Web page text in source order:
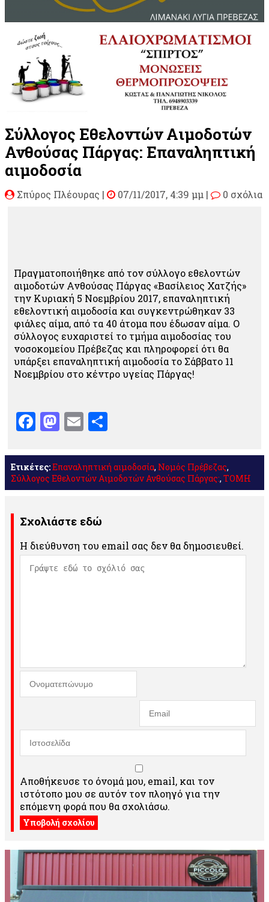
Σύλλογος Εθελοντών Αιμοδοτών
Ανθούσας Πάργας: Επαναληπτική
αιμοδοσία
Σπύρος Πλέουρας | 07/11/2017, 4:39 μμ | 0 σχόλια
Πραγματοποιήθηκε από τον σύλλογο εθελοντών
αιμοδοτών Ανθούσας Πάργας «Βασίλειος Χατζής»
την Κυριακή 5 Νοεμβρίου 2017, επαναληπτική
εθελοντική αιμοδοσία και συγκεντρώθηκαν 33
φιάλες αίμα, από τα 40 άτομα που έδωσαν αίμα. Ο
σύλλογος ευχαριστεί το τμήμα αιμοδοσίας του
νοσοκομείου Πρέβεζας και πληροφορεί ότι θα
υπάρξει επαναληπτική αιμοδοσία το Σάββατο 11
Νοεμβρίου στο κέντρο υγείας Πάργας!
Facebook
Mastodon
Email
Ετικέτες:Επαναληπτική αιμοδοσία, Νομός Πρέβεζας,
Σύλλογος Εθελοντών Αιμοδοτών Ανθούσας Πάργας:, ΤΟΜΗ
Σχολιάστε εδώ
Η διεύθυνση του email σας δεν θα δημοσιευθεί.
Αποθήκευσε το όνομά μου, email, και τον
ιστότοπο μου σε αυτόν τον πλοηγό για την
επόμενη φορά που θα σχολιάσω.